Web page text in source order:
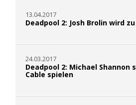
13.04.2017
Deadpool 2: Josh Brolin wird
24.03.2017
Deadpool 2: Michael Shannon
Cable spielen